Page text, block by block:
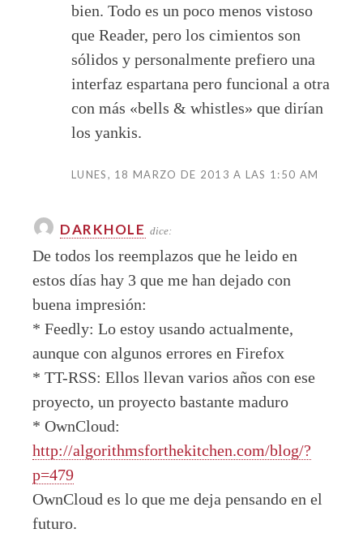
bien. Todo es un poco menos vistoso
que Reader, pero los cimientos son
sólidos y personalmente prefiero una
interfaz espartana pero funcional a otra
con más «bells & whistles» que dirían
los yankis.
LUNES, 18 MARZO DE 2013 A LAS 1:50 AM
DARKHOLE dice:
De todos los reemplazos que he leido en
estos días hay 3 que me han dejado con
buena impresión:
* Feedly: Lo estoy usando actualmente,
aunque con algunos errores en Firefox
* TT-RSS: Ellos llevan varios años con ese
proyecto, un proyecto bastante maduro
* OwnCloud:
http://algorithmsforthekitchen.com/blog/?
p=479
OwnCloud es lo que me deja pensando en el
futuro.